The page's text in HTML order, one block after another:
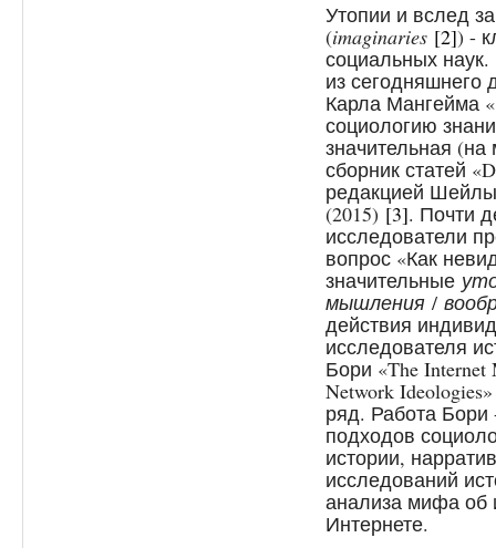
Утопии и вслед
(imaginaries [2]) -
социальных наук.
из сегодняшнего
Карла Мангейма
социологию
значительная
сборник статей
редакцией
(2015) [3]. Почти
исследователи
вопрос «Как
значительные
мышления /
действия
исследователя
Бори «The Internet
Network
ряд. Работа Бори
подходов
истории,
исследований
анализа мифа об
Интернете.